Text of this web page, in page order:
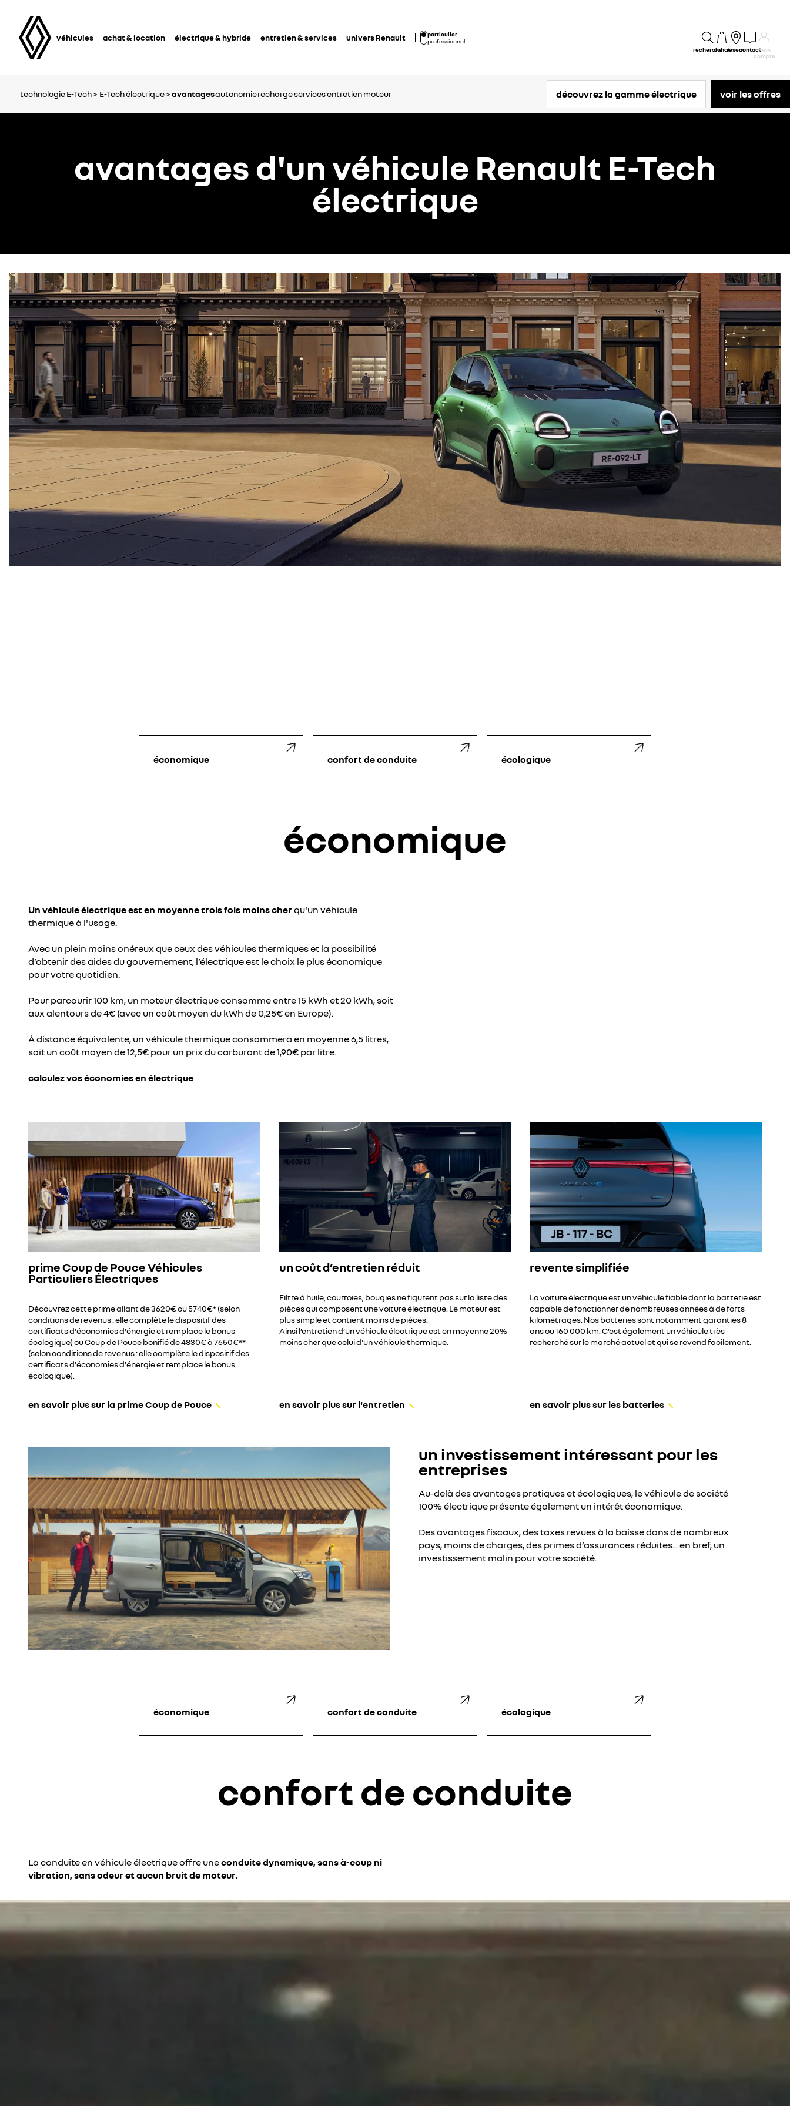
véhicules achat & location électrique & hybride entretien & services univers Renault
particulier
professionnel
rechercheachatréseaucontactmon
compte
technologie E-Tech > E-Tech électrique >avantagesautonomierechargeservicesentretienmoteur découvrez la gamme électrique voir les offres
avantages d'un véhicule Renault E-Tech
électrique
économique confort de conduite écologique
économique
Un véhicule électrique est en moyenne trois fois moins cherqu'un véhicule
thermique à l'usage.
Avec un plein moins onéreux que ceux des véhicules thermiques et la possibilité
d’obtenir des aides du gouvernement, l’électrique est le choix le plus économique
pour votre quotidien.
Pour parcourir 100 km, un moteur électrique consomme entre 15 kWh et 20 kWh, soit
aux alentours de 4€ (avec un coût moyen du kWh de 0,25€ en Europe).
À distance équivalente, un véhicule thermique consommera en moyenne 6,5 litres,
soit un coût moyen de 12,5€ pour un prix du carburant de 1,90€ par litre.
calculez vos économies en électrique
prime Coup de Pouce Véhicules
Particuliers Électriques
Découvrez cette prime allant de 3620€ ou 5740€* (selon
conditions de revenus : elle complète le dispositif des
certificats d'économies d'énergie et remplace le bonus
écologique) ou Coup de Pouce bonifié de 4830€ à 7650€**
(selon conditions de revenus : elle complète le dispositif des
certificats d'économies d'énergie et remplace le bonus
écologique).
en savoir plus sur la prime Coup de Pouce​
un coût d’entretien réduit
Filtre à huile, courroies, bougies ne figurent pas sur la liste des
pièces qui composent une voiture électrique. Le moteur est
plus simple et contient moins de pièces.
Ainsi l’entretien d’un véhicule électrique est en moyenne 20%
moins cher que celui d'un véhicule thermique.
en savoir plus sur l'entretien
revente simplifiée
La voiture électrique est un véhicule fiable dont la batterie est
capable de fonctionner de nombreuses années à de forts
kilométrages. Nos batteries sont notamment garanties 8
ans ou 160 000 km. C’est également un véhicule très
recherché sur le marché actuel et qui se revend facilement.
en savoir plus sur les batteries
un investissement intéressant pour les
entreprises
Au-delà des avantages pratiques et écologiques, le véhicule de société
100% électrique présente également un intérêt économique.
Des avantages fiscaux, des taxes revues à la baisse dans de nombreux
pays, moins de charges, des primes d’assurances réduites... en bref, un
investissement malin pour votre société.
économique confort de conduite écologique
confort de conduite
La conduite en véhicule électrique offre uneconduite dynamique, sans à-coup ni
vibration, sans odeur et aucun bruit de moteur.